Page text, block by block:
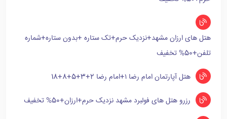
هتل های ارزان مشهد+نزدیک حرم+تک ستاره +بدون ستاره+شماره
تلفن+50% تخفیف
هتل آپارتمان امام رضا ۱+امام رضا 2+3+5+8+18
رزرو هتل های فولبرد مشهد نزدیک حرم+ارزان+50% تخفیف